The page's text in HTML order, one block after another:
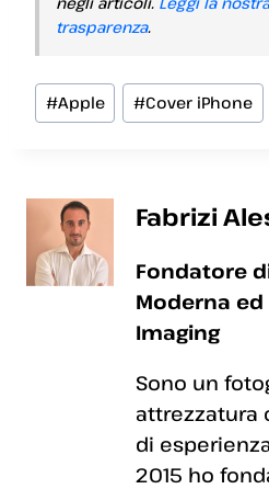
trasparenza.
Tag
articolo:
#Apple #Cover iPhone
Fabrizi
Fondatore
Moderna
Imaging
Sono un
attrezzatura
di
2015 ho